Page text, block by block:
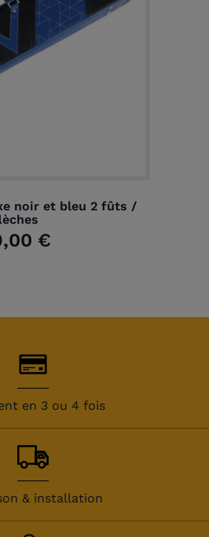
noir et bleu 2 fûts /
€
en 3 ou 4 fois
& installation